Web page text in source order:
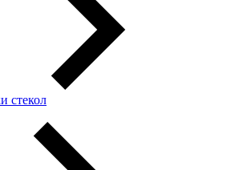
стекол